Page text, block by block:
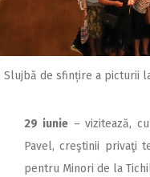
Slujbă de sfințire a picturii
29 iunie– vizitează,
Pavel, creştinii privaţi
pentru Minori de la